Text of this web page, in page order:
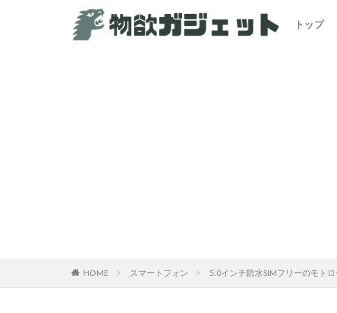
トップ
HOME スマートフォン 5.0インチ防水SIMフリーのモト